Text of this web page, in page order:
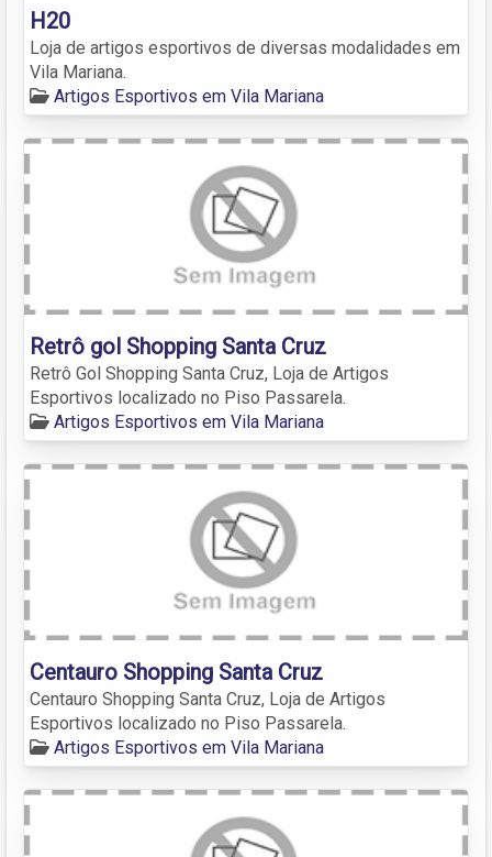
H20
Loja de artigos esportivos de diversas modalidades em
Vila Mariana.
Artigos Esportivos em Vila Mariana
Retrô gol Shopping Santa Cruz
Retrô Gol Shopping Santa Cruz, Loja de Artigos
Esportivos localizado no Piso Passarela.
Artigos Esportivos em Vila Mariana
Centauro Shopping Santa Cruz
Centauro Shopping Santa Cruz, Loja de Artigos
Esportivos localizado no Piso Passarela.
Artigos Esportivos em Vila Mariana